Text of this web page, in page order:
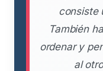
consiste
También
ordenar y
al